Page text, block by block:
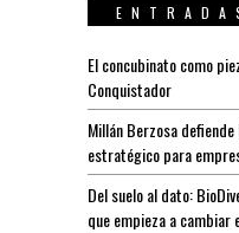
El concubinato como
Conquistador
Millán Berzosa
estratégico para
Del suelo al dato:
que empieza a cambiar